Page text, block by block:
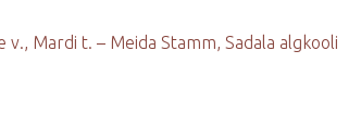
v., Mardi t. – Meida Stamm, Sadala algkooli